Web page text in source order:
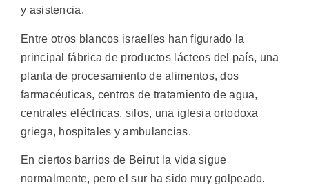
y asistencia.
Entre otros blancos israelíes han figurado la
principal fábrica de productos lácteos del país, una
planta de procesamiento de alimentos, dos
farmacéuticas, centros de tratamiento de agua,
centrales eléctricas, silos, una iglesia ortodoxa
griega, hospitales y ambulancias.
En ciertos barrios de Beirut la vida sigue
normalmente, pero el sur ha sido muy golpeado.